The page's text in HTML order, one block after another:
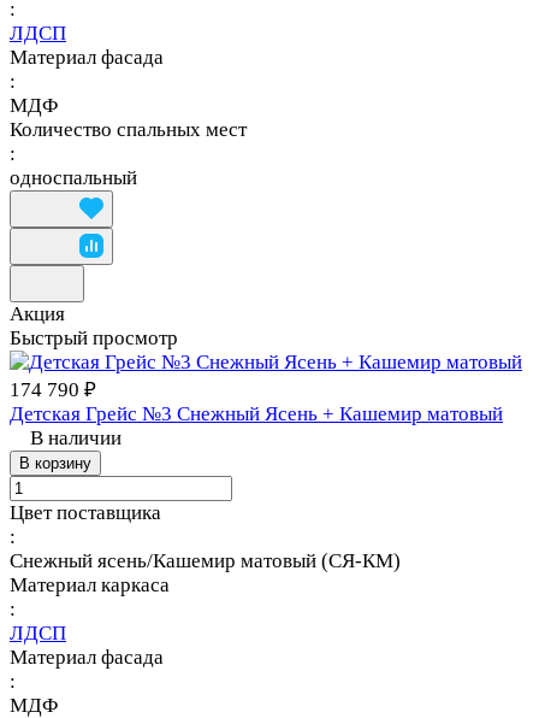
:
ЛДСП
Материал фасада
:
МДФ
Количество спальных мест
:
односпальный
Акция
Быстрый просмотр
174 790 ₽
Детская Грейс №3 Снежный Ясень + Кашемир матовый
В наличии
В корзину
Цвет поставщика
:
Снежный ясень/Кашемир матовый (СЯ-КМ)
Материал каркаса
:
ЛДСП
Материал фасада
:
МДФ